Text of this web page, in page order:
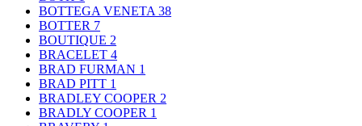
BOTTEGA VENETA 38
BOTTER 7
BOUTIQUE 2
BRACELET 4
BRAD FURMAN 1
BRAD PITT 1
BRADLEY COOPER 2
BRADLY COOPER 1